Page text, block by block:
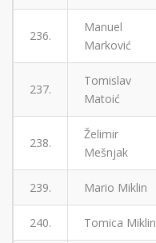
236.
Manuel
Marković
237.
Tomislav
Matoić
238.
Želimir
Mešnjak
239. Mario Miklin
240. Tomica Miklin